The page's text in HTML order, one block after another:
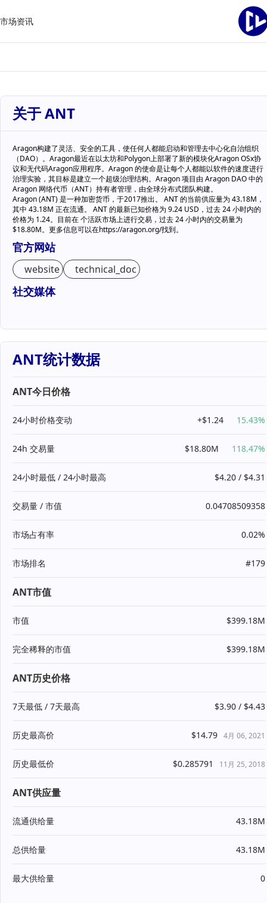
市场资讯
关于 ANT
Aragon构建了灵活、安全的工具，使任何人都能启动和管理去中心化自治组织
（DAO）。Aragon最近在以太坊和Polygon上部署了新的模块化Aragon OSx协
议和无代码Aragon应用程序。Aragon 的使命是让每个人都能以软件的速度进行
治理实验，其目标是建立一个超级治理结构。Aragon 项目由 Aragon DAO 中的
Aragon 网络代币（ANT）持有者管理，由全球分布式团队构建。
Aragon (ANT) 是一种加密货币，于2017推出。 ANT 的当前供应量为 43.18M，
其中 43.18M 正在流通。 ANT 的最新已知价格为 9.24 USD，过去 24 小时内的
价格为 1.24。目前在 个活跃市场上进行交易，过去 24 小时内的交易量为
$18.80M。更多信息可以在https://aragon.org/找到。
官方网站
website technical_doc
社交媒体
ANT统计数据
ANT今日价格
24小时价格变动 +$1.24 15.43%
24h 交易量 $18.80M 118.47%
24小时最低 / 24小时最高 $4.20 / $4.31
交易量 / 市值 0.04708509358
市场占有率 0.02%
市场排名 #179
ANT市值
市值 $399.18M
完全稀释的市值 $399.18M
ANT历史价格
7天最低 / 7天最高 $3.90 / $4.43
历史最高价 $14.79 4月 06, 2021
历史最低价 $0.285791 11月 25, 2018
ANT供应量
流通供给量 43.18M
总供给量 43.18M
最大供给量 0